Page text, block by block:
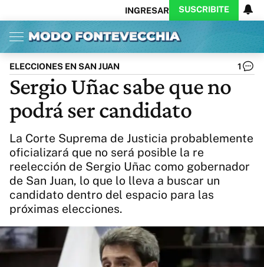
INGRESAR SUSCRIBITE
Inicio Ahora
Opinión
Política
Ciencia
Protagonistas
Cultura
Arte
Educación
Internacional
Deportes
CARAS
Exitoina
Turismo
Videos
Córdoba
Reperfilar
Business
Noticias
Caras
Exitoina
Gaming
Vivo
Diario del Juicio
Actualidad
ELECCIONES EN SAN JUAN 1
Sergio Uñac sabe que no
podrá ser candidato
La Corte Suprema de Justicia probablemente
oficializará que no será posible la re
reelección de Sergio Uñac como gobernador
de San Juan, lo que lo lleva a buscar un
candidato dentro del espacio para las
próximas elecciones.